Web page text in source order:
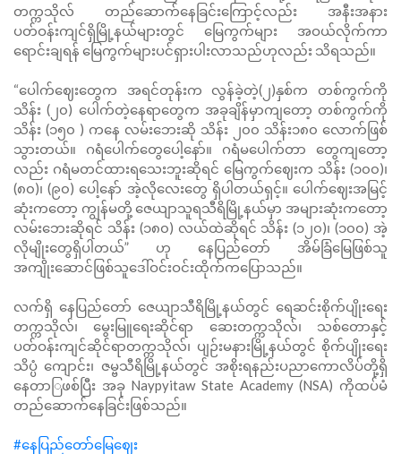
တက္ကသိုလ် တည်ဆောက်နေခြင်းကြောင့်လည်း အနီးအနား
ပတ်ဝန်းကျင်ရှိမြို့နယ်များတွင် မြေကွက်များ အဝယ်လိုက်ကာ
ရောင်းချရန် မြေကွက်များပင်ရှားပါးလာသည်ဟုလည်း သိရသည်။
“ပေါက်ဈေးတွေက အရင်တုန်းက လွန်ခဲ့တဲ့(၂)နှစ်က တစ်ကွက်ကို
သိန်း (၂၀) ပေါက်တဲ့နေရာတွေက အခုချိန်မှာကျတော့ တစ်ကွက်ကို
သိန်း (၁၅၀ ) ကနေ လမ်းဘေးဆို သိန်း ၂၀၀ သိန်း၁၈၀ လောက်ဖြစ်
သွားတယ်။ ဂရံပေါက်တွေပေါ့နော်။ ဂရံမပေါက်တာ‌ တွေကျတော့
လည်း ဂရံမတင်ထားရသေးဘူးဆိုရင် မြေကွက်ဈေးက သိန်း (၁၀၀)၊
(၈၀)၊ (၉၀) ပေါ့နော် အဲ့လိုလေးတွေ ရှိပါတယ်ရှင့်။ ပေါက်ဈေးအမြင့်
ဆုံးကတော့ ကျွန်မတို့ ဇေယျာသူရသီရိမြို့နယ်မှာ အများဆုံးကတော့
လမ်းဘေးဆိုရင် သိန်း (၁၈၀) လယ်ထဲဆိုရင် သိန်း (၁၂၀)၊ (၁၀၀) အဲ့
လိုမျိုးတွေရှိပါတယ်” ဟု နေပြည်တော် အိမ်ခြံမြေဖြစ်သူ
အကျိုးဆောင်ဖြစ်သူဒေါ်ဝင်းဝင်းထိုက်ကပြောသည်။
လက်ရှိ နေပြည်တော် ဇေယျာသီရိမြို့နယ်တွင် ရေဆင်းစိုက်ပျိုးရေး
တက္ကသိုလ်၊ မွေးမြူရေးဆိုင်ရာ ဆေးတက္ကသိုလ်၊ သစ်တောနှင့်
ပတ်ဝန်းကျင်ဆိုင်ရာတက္ကသိုလ်၊ ပျဉ်းမနားမြို့နယ်တွင် စိုက်ပျိုးရေး
သိပ္ပံ ကျောင်း၊ ဇမ္ဗသီရိမြို့နယ်တွင် အစိုးရနည်းပညာကောလိပ်တို့ရှိ
နေတာြဖစ်ပြီး အခု Naypyitaw State Academy (NSA) ကိုထပ်မံ
တည်ဆောက်နေခြင်းဖြစ်သည်။
#နေပြည်တော်မြေဈေး